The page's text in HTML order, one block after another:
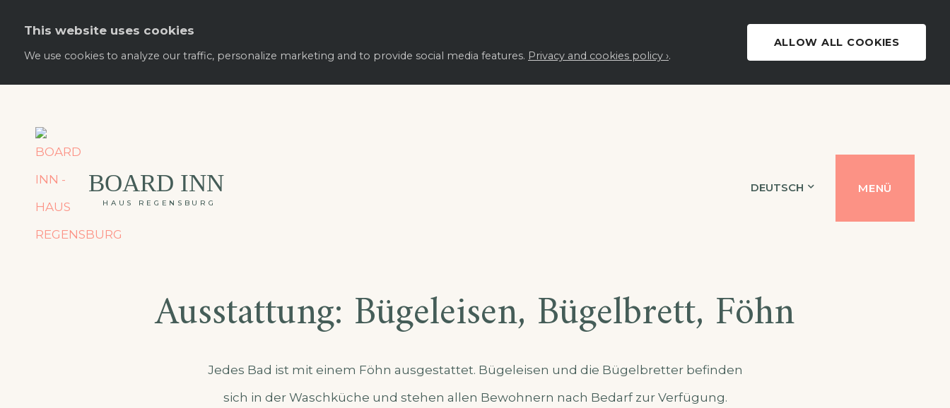
BOARD INN
HAUS REGENSBURG
DEUTSCH MENÜ
Ausstattung: Bügeleisen, Bügelbrett, Föhn
Jedes Bad ist mit einem Föhn ausgestattet. Bügeleisen und die Bügelbretter befinden
sich in der Waschküche und stehen allen Bewohnern nach Bedarf zur Verfügung.
This website uses cookies
We use cookies to analyze our traffic, personalize marketing and to provide social media features. Privacy and cookies policy ›.
ALLOW ALL COOKIES